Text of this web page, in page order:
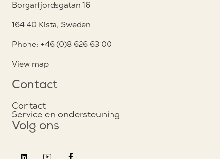
Borgarfjordsgatan 16
164 40 Kista, Sweden
Phone: +46 (0)8 626 63 00
View map
Contact
Contact
Service en ondersteuning
Volg ons